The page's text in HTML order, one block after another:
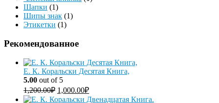
Шапки (1)
Шипы знак (1)
Этикетки (1)
Рекомендованное
Е. К. Коральски Десятая Книга,
5.00 out of 5
1,200.00₽ 1,000.00₽